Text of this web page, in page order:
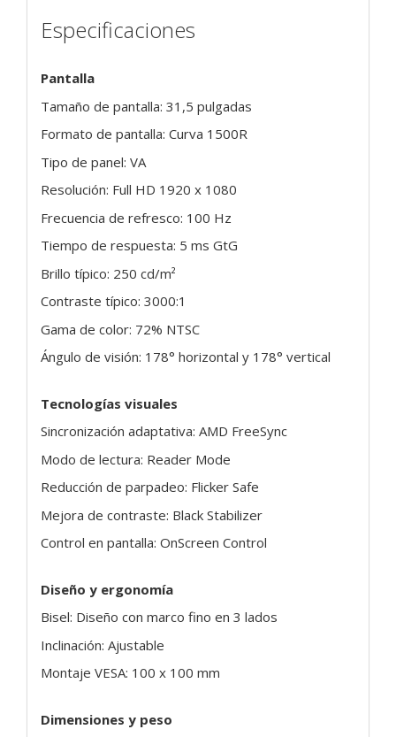
Especificaciones
Pantalla
Tamaño de pantalla: 31,5 pulgadas
Formato de pantalla: Curva 1500R
Tipo de panel: VA
Resolución: Full HD 1920 x 1080
Frecuencia de refresco: 100 Hz
Tiempo de respuesta: 5 ms GtG
Brillo típico: 250 cd/m²
Contraste típico: 3000:1
Gama de color: 72% NTSC
Ángulo de visión: 178° horizontal y 178° vertical
Tecnologías visuales
Sincronización adaptativa: AMD FreeSync
Modo de lectura: Reader Mode
Reducción de parpadeo: Flicker Safe
Mejora de contraste: Black Stabilizer
Control en pantalla: OnScreen Control
Diseño y ergonomía
Bisel: Diseño con marco fino en 3 lados
Inclinación: Ajustable
Montaje VESA: 100 x 100 mm
Dimensiones y peso